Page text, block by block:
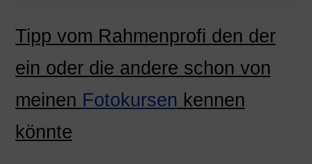
Tipp vom Rahmenprofi den der
ein oder die andere schon von
meinen Fotokursen kennen
könnte